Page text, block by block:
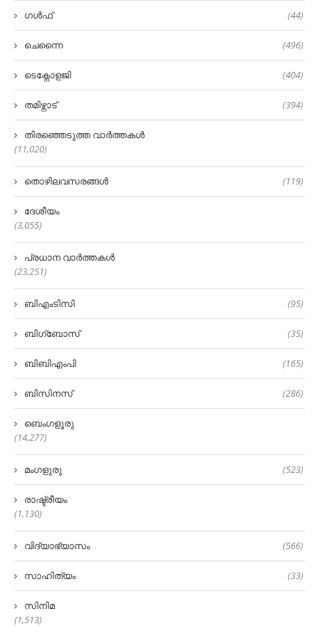
ഗൾഫ് (44)
ചെന്നൈ (496)
ടെക്നോളജി (404)
തമിഴ്നാട് (394)
തിരഞ്ഞെടുത്ത വാർത്തകൾ
(11,020)
തൊഴിലവസരങ്ങൾ (119)
ദേശീയം
(3,055)
പ്രധാന വാർത്തകൾ
(23,251)
ബിഎംടിസി (95)
ബിഗ്‌ബോസ് (35)
ബിബിഎംപി (165)
ബിസിനസ് (286)
ബെംഗളൂരു
(14,277)
മംഗളുരു (523)
രാഷ്ട്രീയം
(1,130)
വിദ്യാഭ്യാസം (566)
സാഹിത്യം (33)
സിനിമ
(1,513)